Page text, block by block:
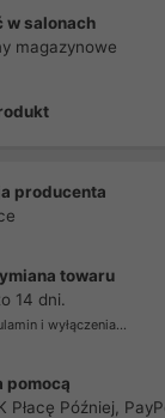
w salonach
magazynowe
producenta
towaru
14 dni.
i wyłączenia...
pomocą
Płacę Później,